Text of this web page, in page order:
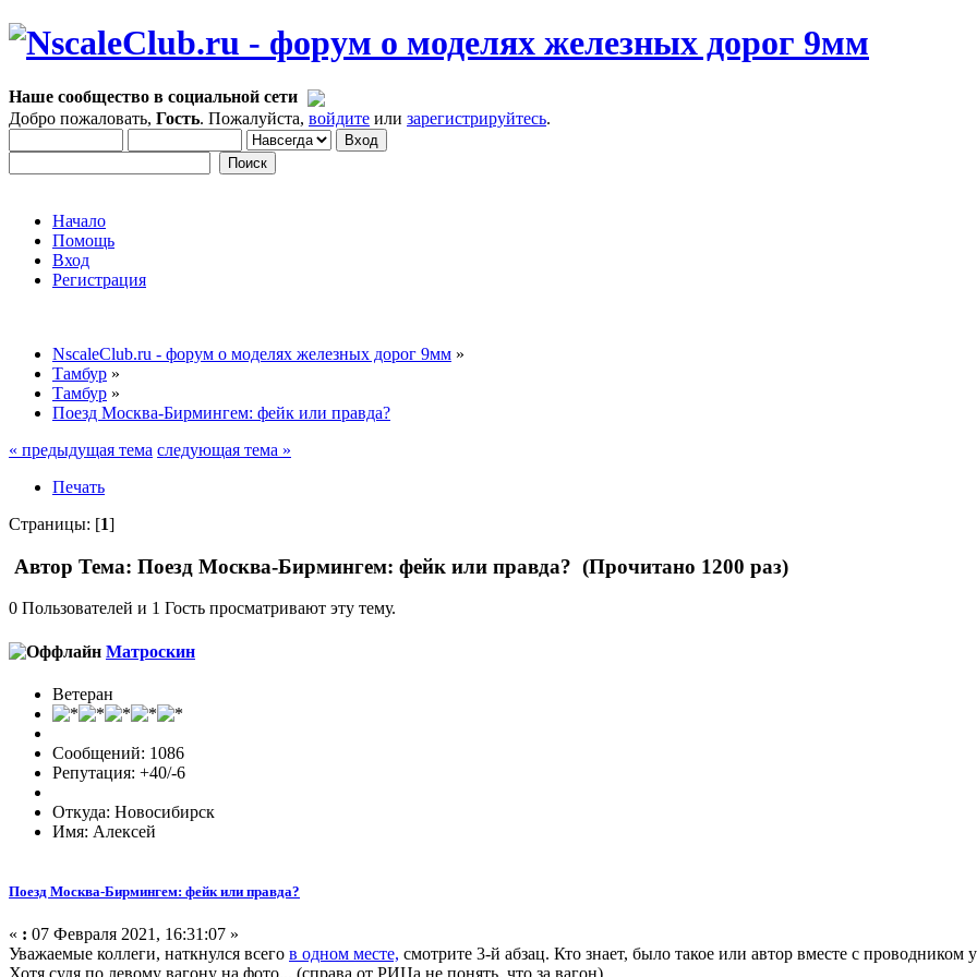
Наше сообщество в социальной сети
Добро пожаловать, Гость. Пожалуйста, войдите или зарегистрируйтесь.
Начало
Помощь
Вход
Регистрация
NscaleClub.ru - форум о моделях железных дорог 9мм »
Тамбур »
Тамбур »
Поезд Москва-Бирмингем: фейк или правда?
« предыдущая тема следующая тема »
Печать
Страницы: [1]
Автор Тема: Поезд Москва-Бирмингем: фейк или правда? (Прочитано 1200 раз)
0 Пользователей и 1 Гость просматривают эту тему.
Матроскин
Ветеран
Сообщений: 1086
Репутация: +40/-6
Откуда: Новосибирск
Имя: Алексей
Поезд Москва-Бирмингем: фейк или правда?
« : 07 Февраля 2021, 16:31:07 »
Уважаемые коллеги, наткнулся всего в одном месте, смотрите 3-й абзац. Кто знает, было такое или автор вместе с проводником